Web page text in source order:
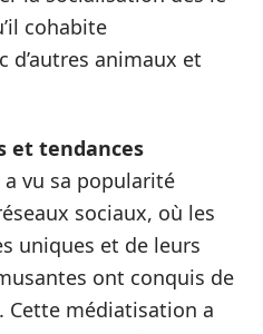
cohabite
d’autres animaux et
et tendances
vu sa popularité
sociaux, où les
uniques et de leurs
ont conquis de
médiatisation a